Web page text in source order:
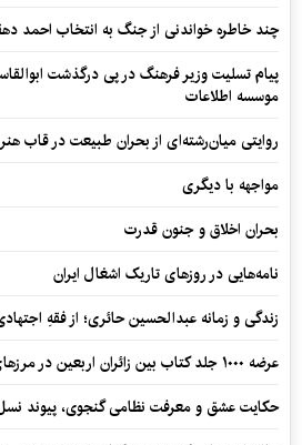
چند خاطره خواندنی از جنگ به انتخاب احمد
پیام تسلیت وزیر فرهنگ در پی درگذشت
موسسه اطلاعات
روایتی میان‌رشته‌ای از بحران طبیعت در قاب هنر
مواجهه با دیگری
بحران اخلاق و جنون قدرت
نامه‌هایی در روزهای تاریک اشغال ایران
زندگی و زمانه عبدالحسین حائری؛ از فقهِ
عرضه ۱۰۰۰ جلد کتاب بین زائران اربعین در مرزهای کرمانشاه
حکایت عشق و معرفت نظامی گنجوی، پیوند